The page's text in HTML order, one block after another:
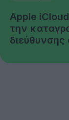
Apple
την
διεύθυνσης